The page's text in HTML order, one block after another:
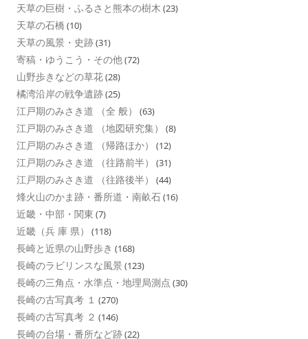
天草の巨樹・ふるさと熊本の樹木 (23)
天草の石橋 (10)
天草の風景・史跡(31)
寄稿・ゆうこう・その他(72)
山野歩きなどの草花(28)
橘湾沿岸の戦争遺跡(25)
江戸期のみさき道 （全 般） (63)
江戸期のみさき道 （地図研究集） (8)
江戸期のみさき道 （帰路ほか） (12)
江戸期のみさき道 （往路前半） (31)
江戸期のみさき道 （往路後半） (44)
烽火山のかま跡・番所道・南畝石(16)
近畿・中部・関東 (7)
近畿（兵 庫 県） (118)
長崎と近県の山野歩き (168)
長崎のラビリンスな風景 (123)
長崎の三角点・水準点・地理局測点 (30)
長崎の古写真考 １ (270)
長崎の古写真考 ２ (146)
長崎の台場・番所など跡(22)